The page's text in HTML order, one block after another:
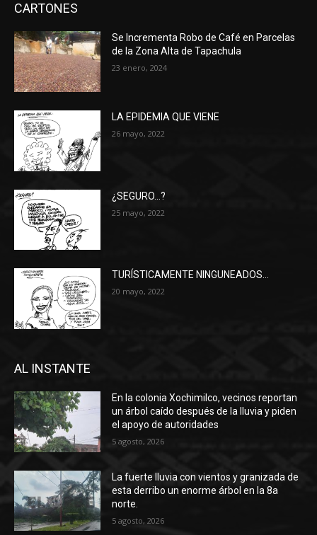
CARTONES
Se Incrementa Robo de Café en Parcelas
de la Zona Alta de Tapachula
23 enero, 2024
LA EPIDEMIA QUE VIENE
26 mayo, 2022
¿SEGURO…?
25 mayo, 2022
TURÍSTICAMENTE NINGUNEADOS…
20 mayo, 2022
AL INSTANTE
En la colonia Xochimilco, vecinos reportan
un árbol caído después de la lluvia y piden
el apoyo de autoridades
5 agosto, 2026
La fuerte lluvia con vientos y granizada de
esta derribo un enorme árbol en la 8a
norte.
5 agosto, 2026